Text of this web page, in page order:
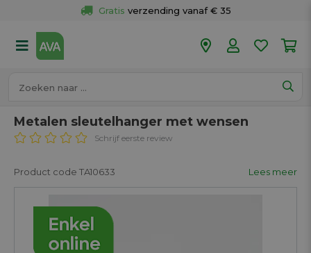
Gratis verzending vanaf € 35
50 winkels
Metalen sleutelhanger met wensen
Schrijf eerste review
Product code TA10633 Lees meer